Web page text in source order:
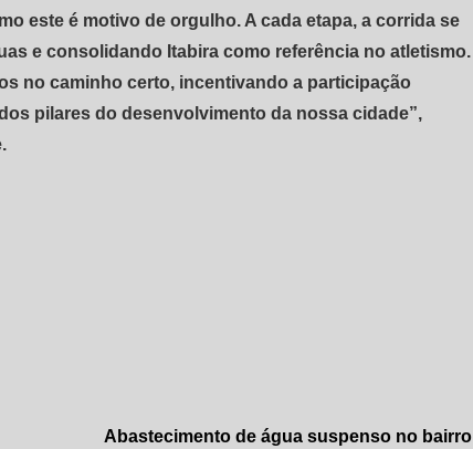
este é motivo de orgulho. A cada etapa, a corrida se
e consolidando Itabira como referência no atletismo.
no caminho certo, incentivando a participação
pilares do desenvolvimento da nossa cidade”,
Abastecimento de água suspenso no bairro